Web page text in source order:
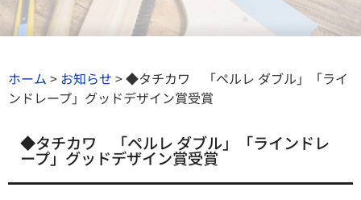
ホーム > お知らせ >◆タチカワ 「ペルレ ダブル」「ライ
ンドレープ」グッドデザイン賞受賞
◆タチカワ 「ペルレ ダブル」「ラインドレ
ープ」グッドデザイン賞受賞